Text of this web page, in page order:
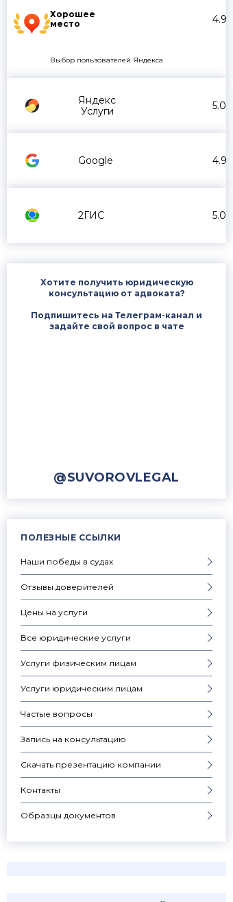
Хорошее
место
4.9
Выбор пользователей Яндекса
Яндекс
Услуги
5.0
Google 4.9
2ГИС 5.0
Хотите получить юридическую
консультацию от адвоката?
Подпишитесь на Телеграм-канал и
задайте свой вопрос в чате
@SUVOROVLEGAL
ПОЛЕЗНЫЕ ССЫЛКИ
Наши победы в судах
Отзывы доверителей
Цены на услуги
Все юридические услуги
Услуги физическим лицам
Услуги юридическим лицам
Частые вопросы
Запись на консультацию
Скачать презентацию компании
Контакты
Образцы документов